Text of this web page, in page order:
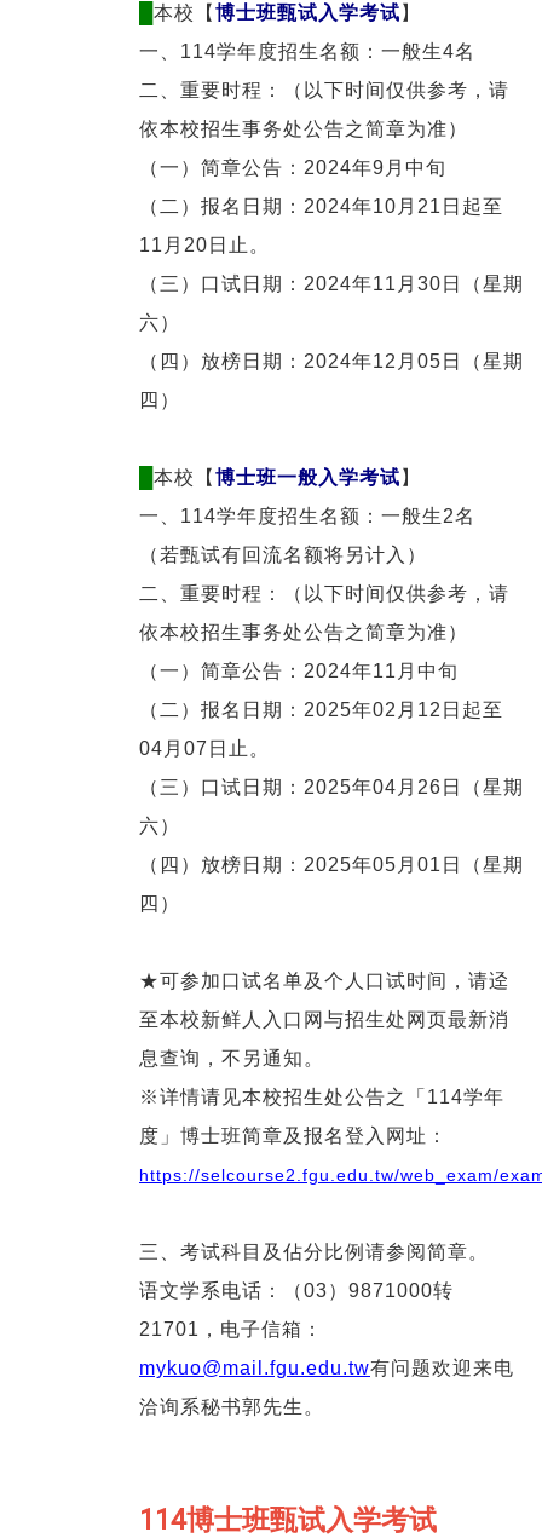
本校【 博士班甄试入学考试 】
一、114学年度招生名额：一般生4名
二、重要时程：（以下时间仅供参考，请
依本校招生事务处公告之简章为准）
（一）简章公告：2024年9月中旬
（二）报名日期：2024年10月21日起至
11月20日止。
（三）口试日期：2024年11月30日（星期
六）
（四）放榜日期：2024年12月05日（星期
四）
本校【 博士班一般入学考试 】
一、114学年度招生名额：一般生2名
（若甄试有回流名额将另计入）
二、重要时程：（以下时间仅供参考，请
依本校招生事务处公告之简章为准）
（一）简章公告：2024年11月中旬
（二）报名日期：2025年02月12日起至
04月07日止。
（三）口试日期：2025年04月26日（星期
六）
（四）放榜日期：2025年05月01日（星期
四）
★可参加口试名单及个人口试时间，请迳
至本校新鲜人入口网与招生处网页最新消
息查询，不另通知。
※详情请见本校招生处公告之「114学年
度」博士班简章及报名登入网址：
https://selcourse2.fgu.edu.tw/web_exam/
三、考试科目及佔分比例请参阅简章。
语文学系电话：（03）9871000转
21701，电子信箱：
mykuo@mail.fgu.edu.tw有问题欢迎来电
洽询系秘书郭先生。
114博士班甄试入学考试